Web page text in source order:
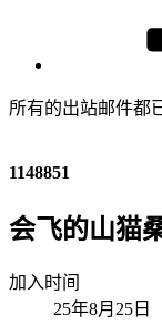
所有的出站邮件都
1148851
会飞的山猫
加入时间
25年8月25日